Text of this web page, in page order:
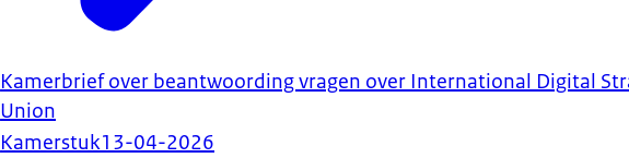
Kamerbrief over beantwoording vragen over International Digital
Union
Kamerstuk13-04-2026